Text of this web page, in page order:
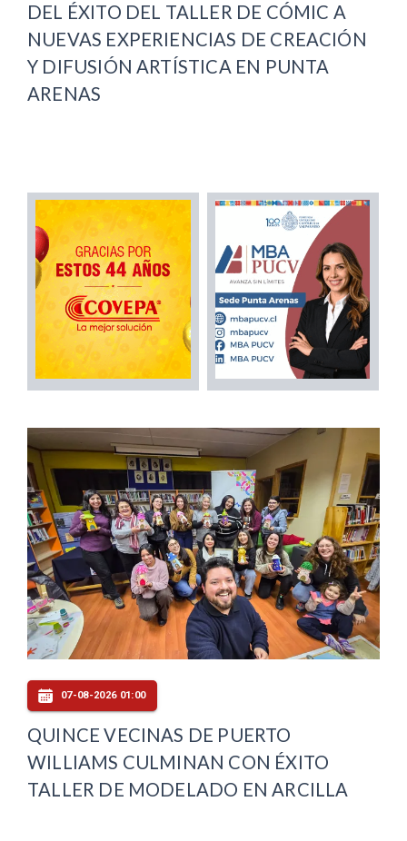
DEL ÉXITO DEL TALLER DE CÓMIC A
NUEVAS EXPERIENCIAS DE CREACIÓN
Y DIFUSIÓN ARTÍSTICA EN PUNTA
ARENAS
07-08-2026 01:00
QUINCE VECINAS DE PUERTO
WILLIAMS CULMINAN CON ÉXITO
TALLER DE MODELADO EN ARCILLA